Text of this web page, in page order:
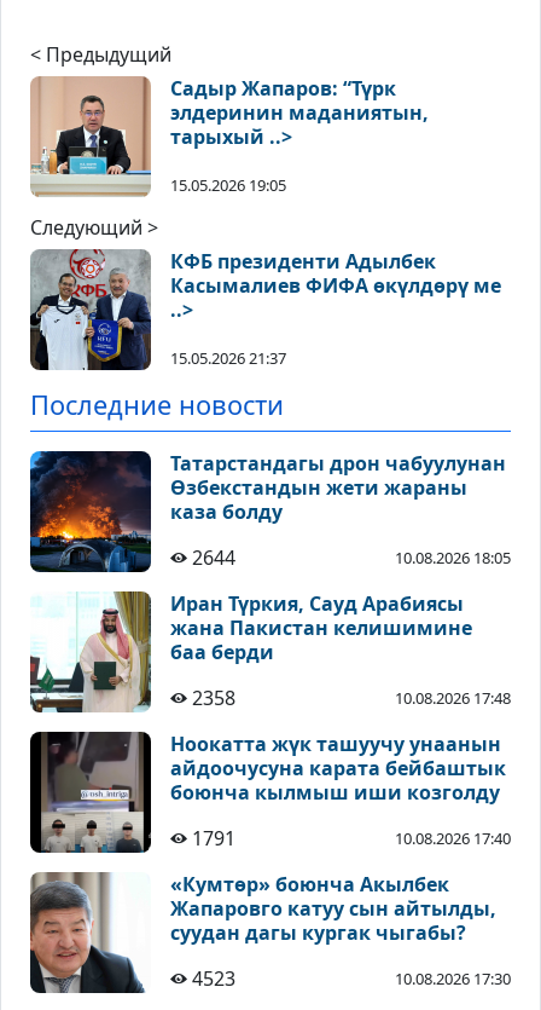
< Предыдущий
Садыр Жапаров: “Түрк
элдеринин маданиятын,
тарыхый ..>
15.05.2026 19:05
Следующий >
КФБ президенти Адылбек
Касымалиев ФИФА өкүлдөрү ме
..>
15.05.2026 21:37
Последние новости
Татарстандагы дрон чабуулунан
Өзбекстандын жети жараны
каза болду
2644
10.08.2026 18:05
Иран Түркия, Сауд Арабиясы
жана Пакистан келишимине
баа берди
2358
10.08.2026 17:48
Ноокатта жүк ташуучу унаанын
айдоочусуна карата бейбаштык
боюнча кылмыш иши козголду
1791
10.08.2026 17:40
«Кумтөр» боюнча Акылбек
Жапаровго катуу сын айтылды,
суудан дагы кургак чыгабы?
4523
10.08.2026 17:30